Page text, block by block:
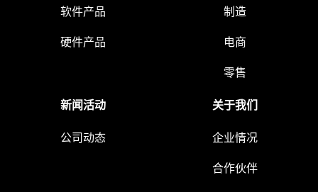
软件产品
硬件产品
制造
电商
零售
新闻活动
公司动态
关于我们
企业情况
合作伙伴